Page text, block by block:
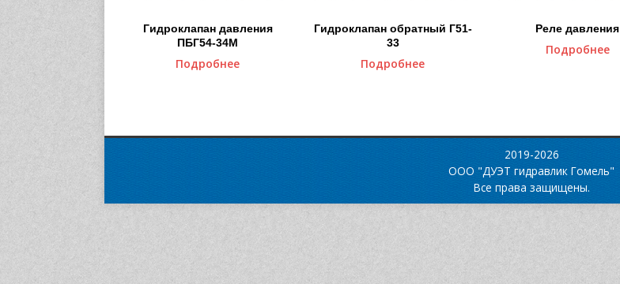
Гидроклапан давления
ПБГ54-34М
Подробнее
Гидроклапан обратный Г51-
33
Подробнее
Реле давления
Подробнее
2019-2026
ООО "ДУЭТ гидравлик Гомель"
Все права защищены.